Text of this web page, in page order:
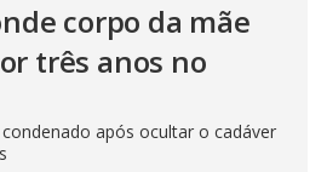
corpo da mãe
três anos no
após ocultar o cadáver